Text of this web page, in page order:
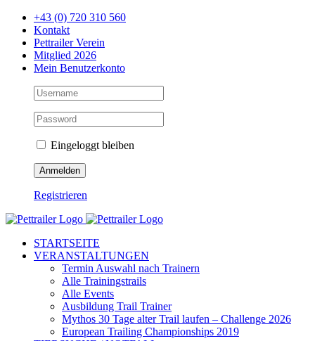
Zum
Inhalt
springen
+43 (0) 720 310 560
Kontakt
Pettrailer Verein
Mitglied 2026
Mein Benutzerkonto
Eingeloggt bleiben
Registrieren
Facebook
X
YouTube
Instagram
STARTSEITE
VERANSTALTUNGEN
Termin Auswahl nach Trainern
Alle Trainingstrails
Alle Events
Ausbildung Trail Trainer
Mythos 30 Tage alter Trail laufen – Challenge 2026
European Trailing Championships 2019